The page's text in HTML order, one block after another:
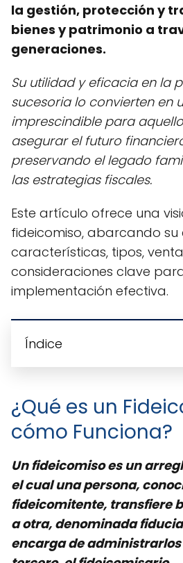
la gestión, protección y
bienes y patrimonio a
generaciones.
Su utilidad y eficacia en la
sucesoria lo convierten en
imprescindible para
asegurar el futuro
preservando el legado
las estrategias fiscales.
Este artículo ofrece una
fideicomiso, abarcando su
características, tipos,
consideraciones clave
implementación efectiva.
Índice
¿Qué es un
cómo Funciona?
Un fideicomiso es un
el cual una persona,
fideicomitente, transfiere
a otra, denominada
encarga de